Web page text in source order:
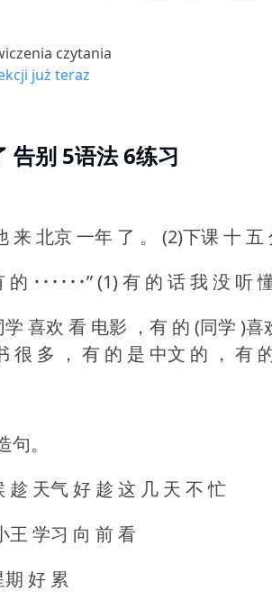
czytania
już teraz
告别 5语法 6练习
来 北京 一年 了 。
(2)下课 十 五
的 ･･････” (1) 有 的 话 我 没 听 懂
喜欢 看 电影 ，有 的 (同学 )
很 多 ， 有 的 是 中文 的 ， 有
。
趁 天气 好 趁 这 几 天 不 忙
王 学习 向 前 看
好 累